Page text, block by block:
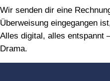
Wir senden dir eine
Überweisung eingegangen
Alles digital, alles entspannt
Drama.